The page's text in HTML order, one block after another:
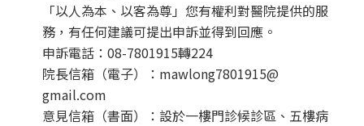
「以人為本、以客為尊」您有權利對醫院提供的服
務，有任何建議可提出申訴並得到回應。
申訴電話：08-7801915轉224
院長信箱（電子）：mawlong7801915@
gmail.com
意見信箱（書面）：設於一樓門診候診區、五樓病